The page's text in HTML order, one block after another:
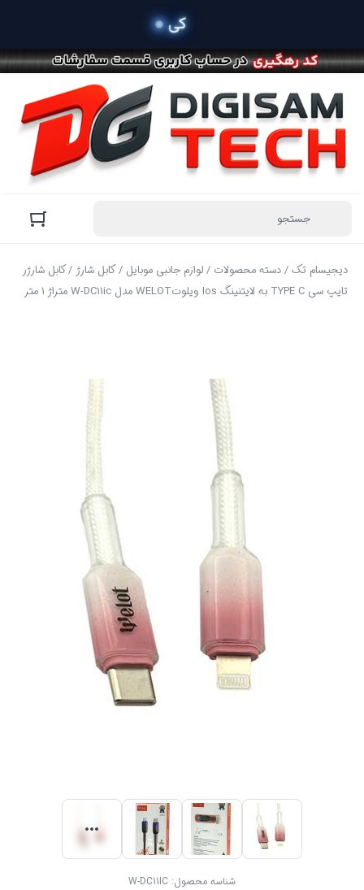
دیجیسام تک/دسته محصولات /لوازم جانبی موبایل /کابل شارژ / کابل شارژر
تایپ سی TYPE C به لایتنینگ Ios ویلوتWELOT مدل W-DC11ic متراژ 1 متر
شناسه محصول: W-DC11IC